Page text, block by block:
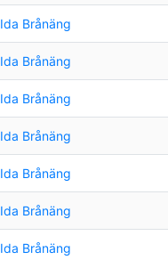
Ida Brånäng
Ida Brånäng
Ida Brånäng
Ida Brånäng
Ida Brånäng
Ida Brånäng
Ida Brånäng